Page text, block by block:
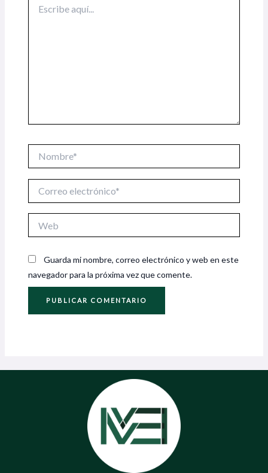
aquí...
electrónico*
Guarda mi nombre, correo electrónico y web en este
navegador para la próxima vez que comente.